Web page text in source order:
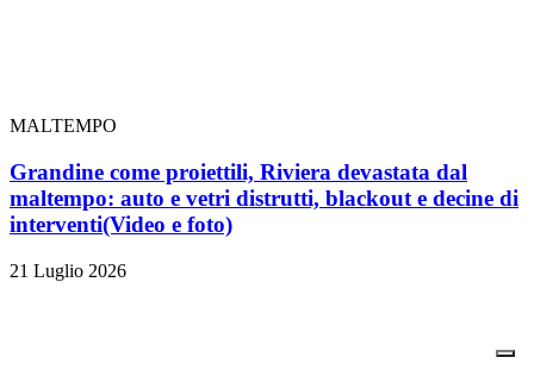
MALTEMPO
Grandine come proiettili, Riviera devastata dal
maltempo: auto e vetri distrutti, blackout e decine di
interventi(Video e foto)
21 Luglio 2026